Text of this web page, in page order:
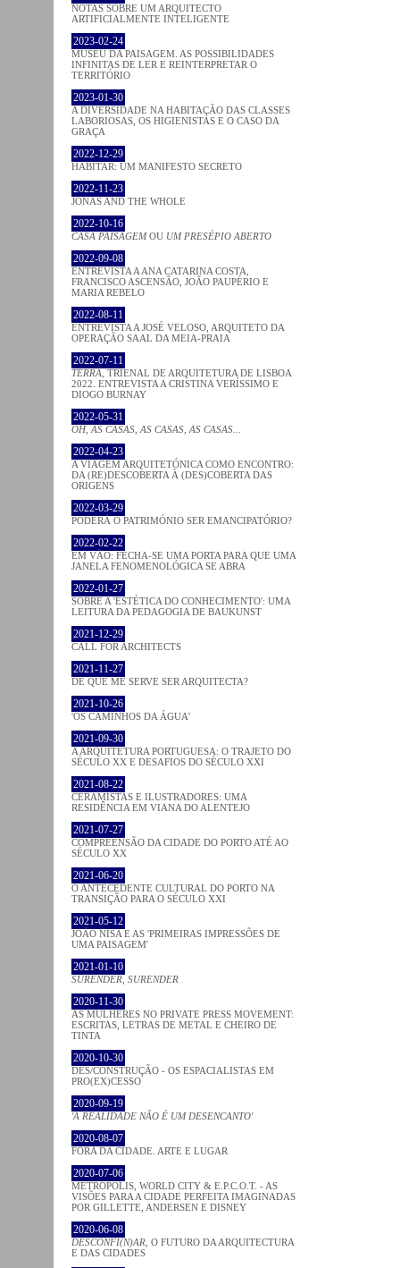
NOTAS SOBRE UM ARQUITECTO
ARTIFICIALMENTE INTELIGENTE
2023-02-24
MUSEU DA PAISAGEM. AS POSSIBILIDADES
INFINITAS DE LER E REINTERPRETAR O
TERRITÓRIO
2023-01-30
A DIVERSIDADE NA HABITAÇÃO DAS CLASSES
LABORIOSAS, OS HIGIENISTAS E O CASO DA
GRAÇA
2022-12-29
HABITAR: UM MANIFESTO SECRETO
2022-11-23
JONAS AND THE WHOLE
2022-10-16
CASA PAISAGEMOU UM PRESÉPIO ABERTO
2022-09-08
ENTREVISTA A ANA CATARINA COSTA,
FRANCISCO ASCENSÃO, JOÃO PAUPÉRIO E
MARIA REBELO
2022-08-11
ENTREVISTA A JOSÉ VELOSO, ARQUITETO DA
OPERAÇÃO SAAL DA MEIA-PRAIA
2022-07-11
TERRA , TRIENAL DE ARQUITETURA DE LISBOA
2022. ENTREVISTA A CRISTINA VERÍSSIMO E
DIOGO BURNAY
2022-05-31
OH, AS CASAS, AS CASAS, AS CASAS...
2022-04-23
A VIAGEM ARQUITETÓNICA COMO ENCONTRO:
DA (RE)DESCOBERTA À (DES)COBERTA DAS
ORIGENS
2022-03-29
PODERÁ O PATRIMÓNIO SER EMANCIPATÓRIO?
2022-02-22
EM VÃO: FECHA-SE UMA PORTA PARA QUE UMA
JANELA FENOMENOLÓGICA SE ABRA
2022-01-27
SOBRE A 'ESTÉTICA DO CONHECIMENTO': UMA
LEITURA DA PEDAGOGIA DE BAUKUNST
2021-12-29
CALL FOR ARCHITECTS
2021-11-27
DE QUE ME SERVE SER ARQUITECTA?
2021-10-26
'OS CAMINHOS DA ÁGUA'
2021-09-30
A ARQUITETURA PORTUGUESA: O TRAJETO DO
SÉCULO XX E DESAFIOS DO SÉCULO XXI
2021-08-22
CERAMISTAS E ILUSTRADORES: UMA
RESIDÊNCIA EM VIANA DO ALENTEJO
2021-07-27
COMPREENSÃO DA CIDADE DO PORTO ATÉ AO
SÉCULO XX
2021-06-20
O ANTECEDENTE CULTURAL DO PORTO NA
TRANSIÇÃO PARA O SÉCULO XXI
2021-05-12
JOÃO NISA E AS 'PRIMEIRAS IMPRESSÕES DE
UMA PAISAGEM'
2021-01-10
SURENDER, SURENDER
2020-11-30
AS MULHERES NO PRIVATE PRESS MOVEMENT:
ESCRITAS, LETRAS DE METAL E CHEIRO DE
TINTA
2020-10-30
DES/CONSTRUÇÃO - OS ESPACIALISTAS EM
PRO(EX)CESSO
2020-09-19
'A REALIDADE NÃO É UM DESENCANTO'
2020-08-07
FORA DA CIDADE. ARTE E LUGAR
2020-07-06
METROPOLIS, WORLD CITY & E.P.C.O.T. - AS
VISÕES PARA A CIDADE PERFEITA IMAGINADAS
POR GILLETTE, ANDERSEN E DISNEY
2020-06-08
DESCONFI(N)AR , O FUTURO DA ARQUITECTURA
E DAS CIDADES